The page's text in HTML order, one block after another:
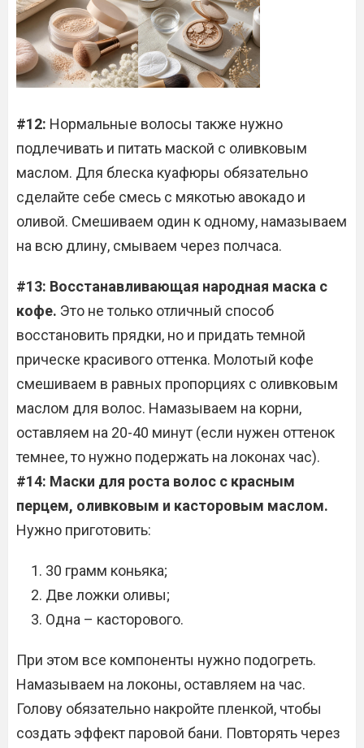
#12: Нормальные волосы также нужно
подлечивать и питать маской с оливковым
маслом. Для блеска куафюры обязательно
сделайте себе смесь с мякотью авокадо и
оливой. Смешиваем один к одному, намазываем
на всю длину, смываем через полчаса.
#13: Восстанавливающая народная маска с
кофе. Это не только отличный способ
восстановить прядки, но и придать темной
прическе красивого оттенка. Молотый кофе
смешиваем в равных пропорциях с оливковым
маслом для волос. Намазываем на корни,
оставляем на 20-40 минут (если нужен оттенок
темнее, то нужно подержать на локонах час).
#14: Маски для роста волос с красным
перцем, оливковым и касторовым маслом.
Нужно приготовить:
30 грамм коньяка;
Две ложки оливы;
Одна – касторового.
При этом все компоненты нужно подогреть.
Намазываем на локоны, оставляем на час.
Голову обязательно накройте пленкой, чтобы
создать эффект паровой бани. Повторять через